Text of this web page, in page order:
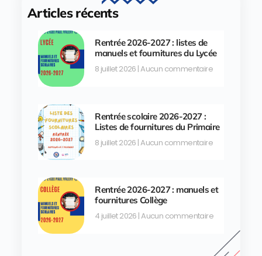
Articles récents
Rentrée 2026-2027 : listes de
manuels et fournitures du Lycée
8 juillet 2026 Aucun commentaire
Rentrée scolaire 2026-2027 :
Listes de fournitures du Primaire
8 juillet 2026 Aucun commentaire
Rentrée 2026-2027 : manuels et
fournitures Collège
4 juillet 2026 Aucun commentaire